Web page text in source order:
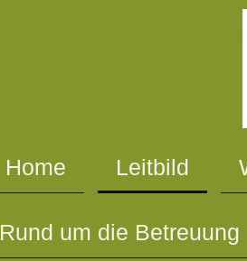
Home Leitbild
Rund um die Betreuung